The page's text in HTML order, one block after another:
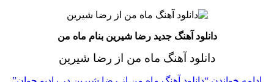
دانلود آهنگ جدید رضا شیرین بنام ماه من
دانلود آهنگ ماه من از رضا شیرین